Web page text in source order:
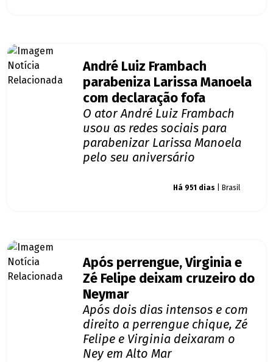
André Luiz Frambach
parabeniza Larissa Manoela
com declaração fofa
O ator André Luiz Frambach
usou as redes sociais para
parabenizar Larissa Manoela
pelo seu aniversário
Há 951 dias | Brasil
Após perrengue, Virginia e
Zé Felipe deixam cruzeiro do
Neymar
Após dois dias intensos e com
direito a perrengue chique, Zé
Felipe e Virginia deixaram o
Ney em Alto Mar